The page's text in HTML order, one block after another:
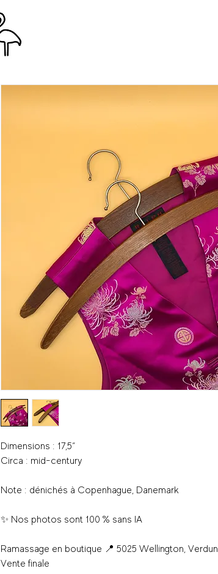
Dimensions : 17,5“
Circa : mid-century
Note : dénichés à Copenhague, Danemark
✨ Nos photos sont 100 % sans IA
Ramassage en boutique 📍 5025 Wellington, Verdun
Vente finale